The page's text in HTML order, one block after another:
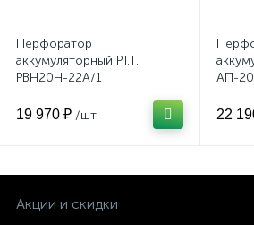
Перфоратор
аккумуляторный P.I.T.
PBH20H-22A/1
19 970 ₽ /шт
АП-
22
Акции и скидки